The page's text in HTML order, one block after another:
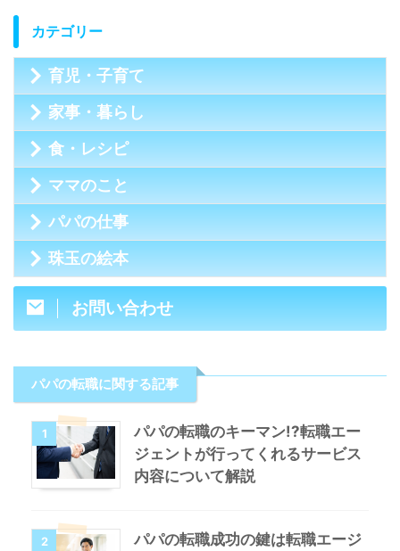
カテゴリー
育児・子育て
家事・暮らし
食・レシピ
ママのこと
パパの仕事
珠玉の絵本
お問い合わせ
パパの転職に関する記事
1
パパの転職のキーマン!?転職エー
ジェントが行ってくれるサービス
内容について解説
2 パパの転職成功の鍵は転職エージ